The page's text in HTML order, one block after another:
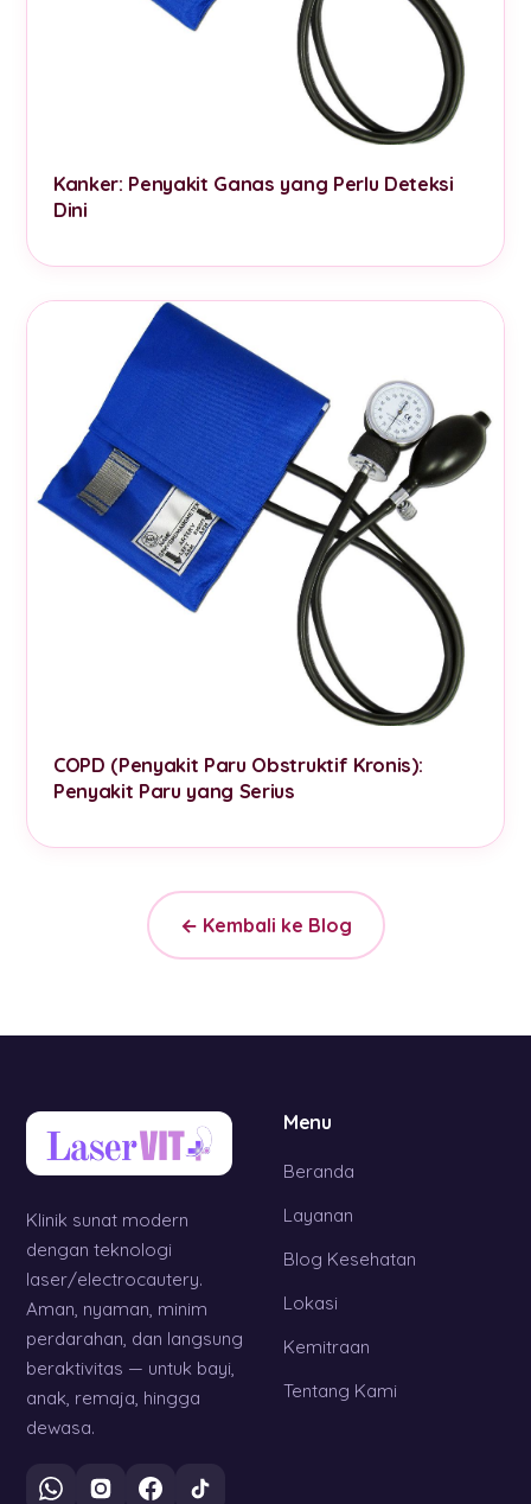
Kanker: Penyakit Ganas yang Perlu Deteksi
Dini
COPD (Penyakit Paru Obstruktif Kronis):
Penyakit Paru yang Serius
← Kembali ke Blog
Klinik sunat modern
dengan teknologi
laser/electrocautery.
Aman, nyaman, minim
perdarahan, dan langsung
beraktivitas — untuk bayi,
anak, remaja, hingga
dewasa.
Menu
Beranda
Layanan
Blog Kesehatan
Lokasi
Kemitraan
Tentang Kami